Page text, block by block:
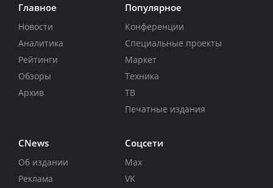
Главное
Новости
Аналитика
Рейтинги
Обзоры
Архив
Популярное
Конференции
Специальные проекты
Маркет
Техника
ТВ
Печатные издания
CNews
Об издании
Реклама
Соцсети
Max
VK